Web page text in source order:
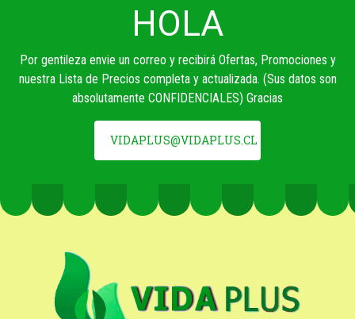
HOLA
Por gentileza envie un correo y recibirá Ofertas, Promociones y
nuestra Lista de Precios completa y actualizada. (Sus datos son
absolutamente CONFIDENCIALES) Gracias
VIDAPLUS@VIDAPLUS.CL